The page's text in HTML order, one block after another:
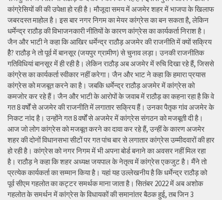
कांग्रेसियों की की उपेक्षा हो रही है। मौजूदा समय में अजमेर शहर में भाजपा के खिलाफ
जबरदस्त माहोल है। इस बार नगर निगम का मेयर कांग्रेस का बन सकता है, लेकिन
धर्मेन्द्र राठौड़ की विभाजनकारी नीतियों के कारण कांग्रेस का कार्यकर्ता निराश है।
जैन और भाटी ने कहा कि आखिर धर्मेन्द्र राठौड़ अजमेर की राजनीति में क्यों सक्रिय
हैै? राठौड़ ने तो पूर्व में बानसूर (जयपुर ग्रामीण) से चुनाव लड़ा। उनकी राजनीतिक
गतिविधियां बानसूर में ही रही है। लेकिन राठौड़ अब अजमेर में रुचि दिखा रहे हैं, जिससे
कांग्रेस का कार्यकर्ता स्वीकार नहीं करेगा। जैन और भाट ने कहा कि हमारा प्रयास
कांग्रेस को मजबूत करने का है। जबकि धर्मेन्द्र राठौड़ अजमेर में कांग्रेस को
कमजोर कर रहे हैं। जैन और भाटी के आरोपों के जवाब में राठौड़ का कहना रहा है कि वे
गत 8 वर्षों से अजमेर की राजनीति में लगातार सक्रिय हैं। उनका पैतृक गांव अजमेर के
निकट नांद है। उन्होंने गत 8 वर्षों से अजमेर में कांग्रेस संगठन को मजबूती दी है।
आज जो लोग कांग्रेस को मजबूत करने का दावा कर रहे हैं, उन्हीं के कारण अजमेर
शहर की दोनों विधानसभा सीटों पर गत पांच बार से लगातार कांग्रेस उम्मीदवारों की हार
हो रही है। कांग्रेस को नगर निगम में भी अपना बोर्ड बनाने का अवसर नहीं मिल रहा
है। राठौड़ ने कहा कि शहर अध्यक्ष जयपाल के नेतृत्व में कांग्रेस एकजुट है। मैंने तो
प्रत्येक कार्यकर्ता का सम्मान किया है। यहां यह उल्लेखनीय है कि धर्मेन्द्र राठौड़ को
पूर्व सीएम गहलोत का कट्टर समर्थक माना जाता है। सितंबर 2022 में अब अशोक
गहलोत के समर्थन में कांग्रेस के विधायकों की समानांतर बैठक हुई, तब जिन 3